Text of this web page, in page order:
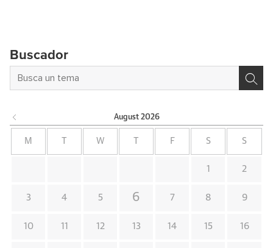
Buscador
August 2026
M W F S S
1 2
3 4 5 6 7 8 9
10 11 12 13 14 15 16